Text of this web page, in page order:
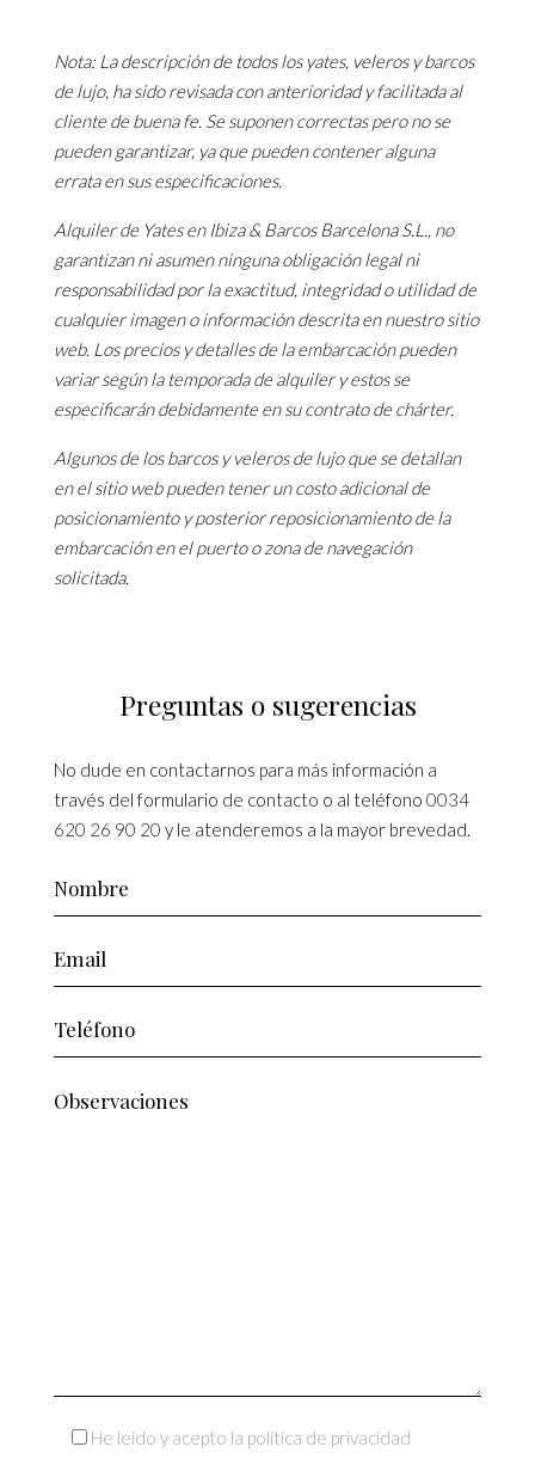
Nota: La descripción de todos los yates, veleros y barcos
de lujo, ha sido revisada con anterioridad y facilitada al
cliente de buena fe. Se suponen correctas pero no se
pueden garantizar, ya que pueden contener alguna
errata en sus especificaciones.
Alquiler de Yates en Ibiza & Barcos Barcelona S.L., no
garantizan ni asumen ninguna obligación legal ni
responsabilidad por la exactitud, integridad o utilidad de
cualquier imagen o información descrita en nuestro sitio
web. Los precios y detalles de la embarcación pueden
variar según la temporada de alquiler y estos se
especificarán debidamente en su contrato de chárter.
Algunos de los barcos y veleros de lujo que se detallan
en el sitio web pueden tener un costo adicional de
posicionamiento y posterior reposicionamiento de la
embarcación en el puerto o zona de navegación
solicitada.
Preguntas o sugerencias
No dude en contactarnos para más información a
través del formulario de contacto o al teléfono 0034
620 26 90 20 y le atenderemos a la mayor brevedad.
He leído y acepto la política de privacidad